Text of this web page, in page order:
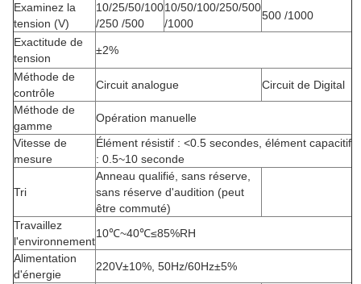
Examinez la
tension (V)
10/25/50/100
/250 /500
10/50/100/250/500
/1000
500 /1000
Exactitude de
tension
±2%
Méthode de
contrôle
Circuit analogue
Circuit de Digital
Méthode de
gamme
Opération manuelle
Vitesse de
mesure
Élément résistif : <0.5 secondes, élément capacitif
: 0.5~10 seconde
Tri
Anneau qualifié, sans réserve,
sans réserve d'audition (peut
être commuté)
Travaillez
l'environnement
10℃~40℃≤85%RH
Alimentation
d'énergie
220V±10%, 50Hz/60Hz±5%